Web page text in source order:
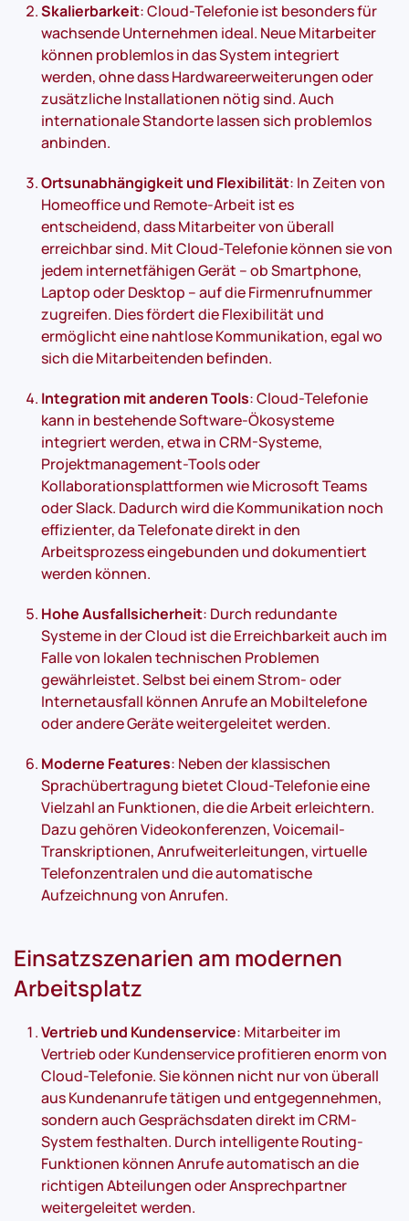
Skalierbarkeit: Cloud-Telefonie ist besonders für
wachsende Unternehmen ideal. Neue Mitarbeiter
können problemlos in das System integriert
werden, ohne dass Hardwareerweiterungen oder
zusätzliche Installationen nötig sind. Auch
internationale Standorte lassen sich problemlos
anbinden.
Ortsunabhängigkeit und Flexibilität: In Zeiten von
Homeoffice und Remote-Arbeit ist es
entscheidend, dass Mitarbeiter von überall
erreichbar sind. Mit Cloud-Telefonie können sie von
jedem internetfähigen Gerät – ob Smartphone,
Laptop oder Desktop – auf die Firmenrufnummer
zugreifen. Dies fördert die Flexibilität und
ermöglicht eine nahtlose Kommunikation, egal wo
sich die Mitarbeitenden befinden.
Integration mit anderen Tools: Cloud-Telefonie
kann in bestehende Software-Ökosysteme
integriert werden, etwa in CRM-Systeme,
Projektmanagement-Tools oder
Kollaborationsplattformen wie Microsoft Teams
oder Slack. Dadurch wird die Kommunikation noch
effizienter, da Telefonate direkt in den
Arbeitsprozess eingebunden und dokumentiert
werden können.
Hohe Ausfallsicherheit: Durch redundante
Systeme in der Cloud ist die Erreichbarkeit auch im
Falle von lokalen technischen Problemen
gewährleistet. Selbst bei einem Strom- oder
Internetausfall können Anrufe an Mobiltelefone
oder andere Geräte weitergeleitet werden.
Moderne Features: Neben der klassischen
Sprachübertragung bietet Cloud-Telefonie eine
Vielzahl an Funktionen, die die Arbeit erleichtern.
Dazu gehören Videokonferenzen, Voicemail-
Transkriptionen, Anrufweiterleitungen, virtuelle
Telefonzentralen und die automatische
Aufzeichnung von Anrufen.
Einsatzszenarien am modernen
Arbeitsplatz
Vertrieb und Kundenservice: Mitarbeiter im
Vertrieb oder Kundenservice profitieren enorm von
Cloud-Telefonie. Sie können nicht nur von überall
aus Kundenanrufe tätigen und entgegennehmen,
sondern auch Gesprächsdaten direkt im CRM-
System festhalten. Durch intelligente Routing-
Funktionen können Anrufe automatisch an die
richtigen Abteilungen oder Ansprechpartner
weitergeleitet werden.